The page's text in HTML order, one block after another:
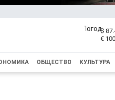
$
€
ОБЩЕСТВО КУЛЬТУРА